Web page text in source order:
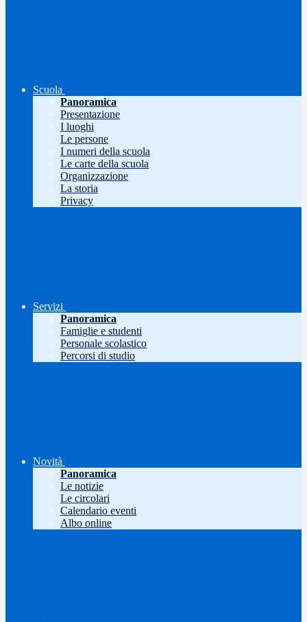
Scuola
Panoramica
Presentazione
I luoghi
Le persone
I numeri della scuola
Le carte della scuola
Organizzazione
La storia
Privacy
Servizi
Panoramica
Famiglie e studenti
Personale scolastico
Percorsi di studio
Novità
Panoramica
Le notizie
Le circolari
Calendario eventi
Albo online